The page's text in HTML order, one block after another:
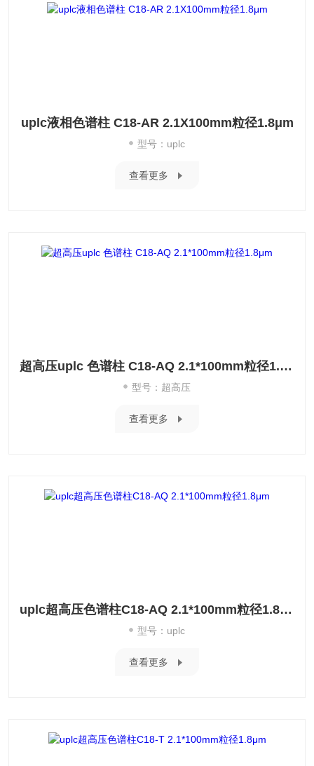
uplc液相色谱柱 C18-AR 2.1X100mm粒径1.8μm
型号：uplc
查看更多
超高压uplc 色谱柱 C18-AQ 2.1*100mm粒径1.8μm
型号：超高压
查看更多
uplc超高压色谱柱C18-AQ 2.1*100mm粒径1.8μm
型号：uplc
查看更多